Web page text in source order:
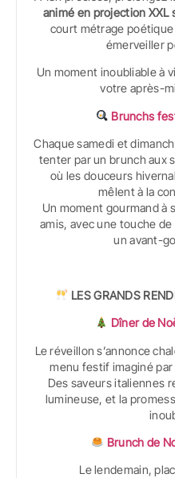
animé en projection XXL
court métrage
émerveiller
Un moment inoubliable à
votre après-
Brunchs
Chaque samedi et
tenter par un brunch aux
où les douceurs
mêlent à la
Un moment gourmand à
amis, avec une touche
un avant-
LES GRANDS
Dîner de
Le réveillon s’annonce
menu festif imaginé
Des saveurs italiennes
lumineuse, et la
Brunch de
Le lendemain,